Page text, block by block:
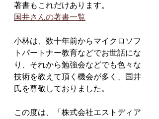
著書もこれだけあります。
国井さんの著書一覧
小林は、数十年前からマイクロソフ
トパートナー教育などでお世話にな
り、それから勉強会などでも色々な
技術を教えて頂く機会が多く、国井
氏を尊敬しておりました。
この度は、「株式会社エストディア